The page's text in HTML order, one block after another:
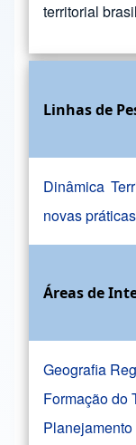
territorial
Linhas de
Dinâmica
novas
Áreas de
Geografia
Formação do